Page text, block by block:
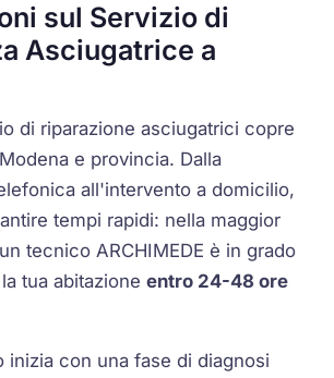
sul Servizio di
Asciugatrice a
di riparazione asciugatrici copre
e provincia. Dalla
all'intervento a domicilio,
tempi rapidi: nella maggior
tecnico ARCHIMEDE è in grado
tua abitazioneentro 24-48 ore
inizia con una fase di diagnosi